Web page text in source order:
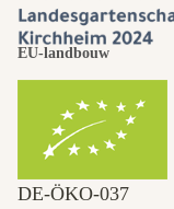
EU-landbouw
DE‑ÖKO‑037